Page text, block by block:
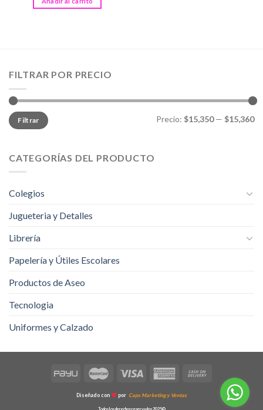
FILTRAR POR PRECIO
Precio
mínimo
Precio
máximo
Filtrar Precio: $15,350— $15,360
CATEGORÍAS DEL PRODUCTO
Colegios
Jugueteria y Detalles
Librería
Papelería y Útiles Escolares
Productos de Aseo
Tecnologia
Uniformes y Calzado
Diseñado con por Caps Marketing y Ventas